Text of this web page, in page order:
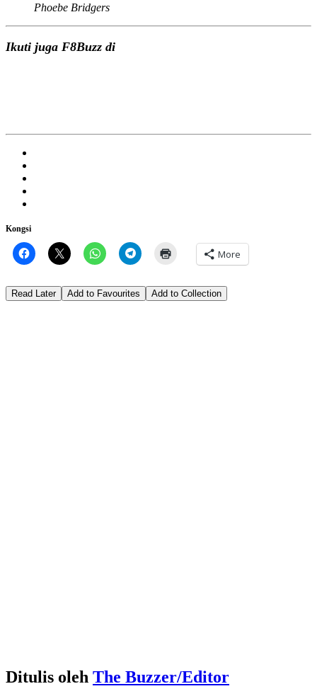
Phoebe Bridgers
Ikuti juga F8Buzz di
Kongsi
More
Read Later Add to Favourites Add to Collection
Ditulis oleh The Buzzer/Editor